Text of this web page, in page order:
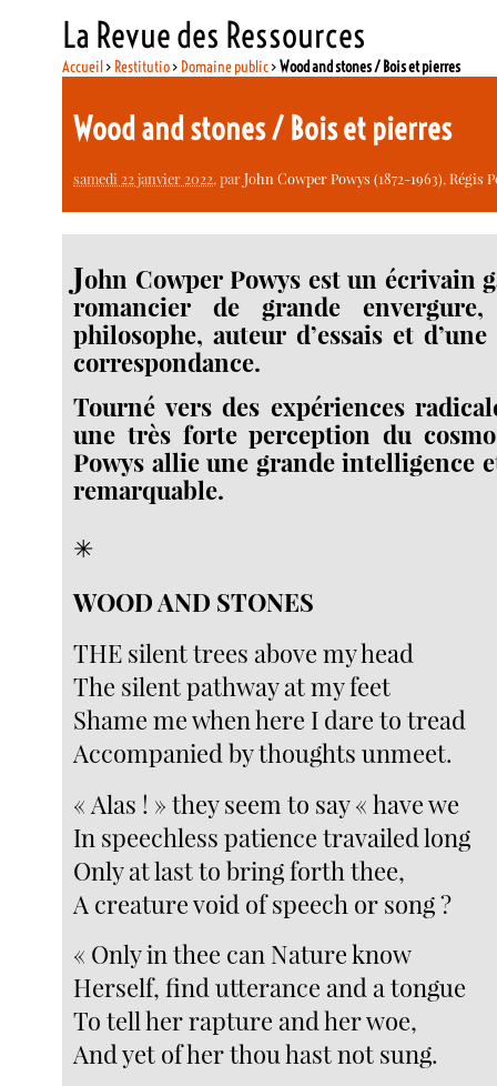
La Revue des Ressources
Accueil> Restitutio> Domaine public>Wood and stones / Bois et pierres
Wood and stones / Bois et pierres
samedi 22 janvier 2022, parJohn Cowper Powys (1872-1963),Régis
John Cowper Powys est un écrivain
romancier de grande
philosophe, auteur d’essais et
correspondance.
Tourné vers des expériences
une très forte perception du
Powys allie une grande intelligence
remarquable.
✳︎
WOOD AND STONES
THE silent trees above my head
The silent pathway at my feet
Shame me when here I dare to tread
Accompanied by thoughts unmeet.
« Alas ! » they seem to say « have we
In speechless patience travailed long
Only at last to bring forth thee,
A creature void of speech or song ?
« Only in thee can Nature know
Herself, find utterance and a tongue
To tell her rapture and her woe,
And yet of her thou hast not sung.